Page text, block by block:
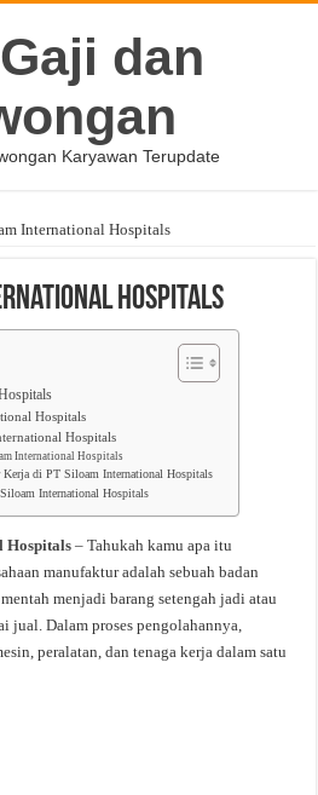
dan
Karyawan Terupdate
International Hospitals
Hospitals
Hospitals
Hospitals
International Hospitals
Kerja di PT Siloam International Hospitals
International Hospitals
Hospitals – Tahukah kamu apa itu
manufaktur adalah sebuah badan
menjadi barang setengah jadi atau
Dalam proses pengolahannya,
peralatan, dan tenaga kerja dalam satu